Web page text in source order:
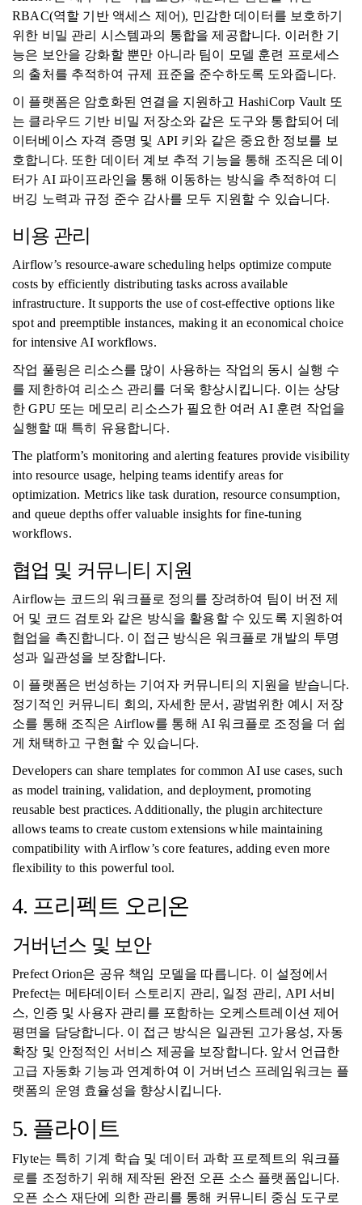
RBAC(역할 기반 액세스 제어), 민감한 데이터를 보호하기
위한 비밀 관리 시스템과의 통합을 제공합니다. 이러한 기
능은 보안을 강화할 뿐만 아니라 팀이 모델 훈련 프로세스
의 출처를 추적하여 규제 표준을 준수하도록 도와줍니다.
이 플랫폼은 암호화된 연결을 지원하고 HashiCorp Vault 또
는 클라우드 기반 비밀 저장소와 같은 도구와 통합되어 데
이터베이스 자격 증명 및 API 키와 같은 중요한 정보를 보
호합니다. 또한 데이터 계보 추적 기능을 통해 조직은 데이
터가 AI 파이프라인을 통해 이동하는 방식을 추적하여 디
버깅 노력과 규정 준수 감사를 모두 지원할 수 있습니다.
비용 관리
Airflow’s resource-aware scheduling helps optimize compute
costs by efficiently distributing tasks across available
infrastructure. It supports the use of cost-effective options like
spot and preemptible instances, making it an economical choice
for intensive AI workflows.
작업 풀링은 리소스를 많이 사용하는 작업의 동시 실행 수
를 제한하여 리소스 관리를 더욱 향상시킵니다. 이는 상당
한 GPU 또는 메모리 리소스가 필요한 여러 AI 훈련 작업을
실행할 때 특히 유용합니다.
The platform’s monitoring and alerting features provide visibility
into resource usage, helping teams identify areas for
optimization. Metrics like task duration, resource consumption,
and queue depths offer valuable insights for fine-tuning
workflows.
협업 및 커뮤니티 지원
Airflow는 코드의 워크플로 정의를 장려하여 팀이 버전 제
어 및 코드 검토와 같은 방식을 활용할 수 있도록 지원하여
협업을 촉진합니다. 이 접근 방식은 워크플로 개발의 투명
성과 일관성을 보장합니다.
이 플랫폼은 번성하는 기여자 커뮤니티의 지원을 받습니다.
정기적인 커뮤니티 회의, 자세한 문서, 광범위한 예시 저장
소를 통해 조직은 Airflow를 통해 AI 워크플로 조정을 더 쉽
게 채택하고 구현할 수 있습니다.
Developers can share templates for common AI use cases, such
as model training, validation, and deployment, promoting
reusable best practices. Additionally, the plugin architecture
allows teams to create custom extensions while maintaining
compatibility with Airflow’s core features, adding even more
flexibility to this powerful tool.
4. 프리펙트 오리온
거버넌스 및 보안
Prefect Orion은 공유 책임 모델을 따릅니다. 이 설정에서
Prefect는 메타데이터 스토리지 관리, 일정 관리, API 서비
스, 인증 및 사용자 관리를 포함하는 오케스트레이션 제어
평면을 담당합니다. 이 접근 방식은 일관된 고가용성, 자동
확장 및 안정적인 서비스 제공을 보장합니다. 앞서 언급한
고급 자동화 기능과 연계하여 이 거버넌스 프레임워크는 플
랫폼의 운영 효율성을 향상시킵니다.
5. 플라이트
Flyte는 특히 기계 학습 및 데이터 과학 프로젝트의 워크플
로를 조정하기 위해 제작된 완전 오픈 소스 플랫폼입니다.
오픈 소스 재단에 의한 관리를 통해 커뮤니티 중심 도구로